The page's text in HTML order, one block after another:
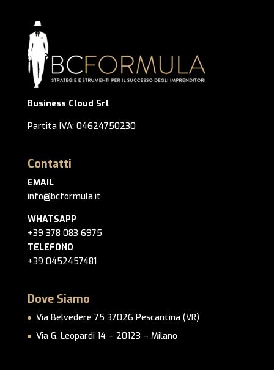
Business Cloud Srl
Partita IVA: 04624750230
Contatti
EMAIL
info@bcformula.it
WHATSAPP
+39 378 083 6975
TELEFONO
+39 0452457481
Dove Siamo
Via Belvedere 75 37026 Pescantina (VR)
Via G. Leopardi 14 – 20123 – Milano